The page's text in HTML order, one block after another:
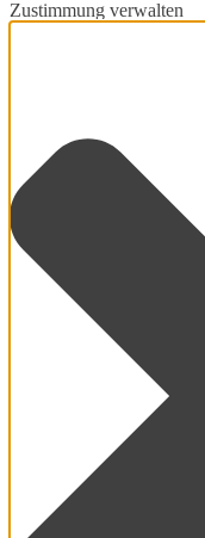
Zustimmung verwalten